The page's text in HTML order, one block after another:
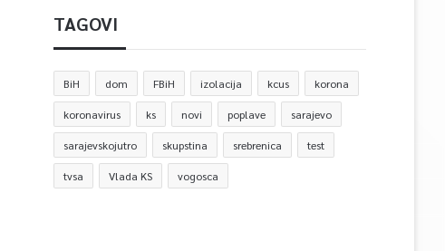
TAGOVI
BiH dom FBiH izolacija kcus korona
koronavirus ks novi poplave sarajevo
sarajevskojutro skupstina srebrenica test
tvsa Vlada KS vogosca